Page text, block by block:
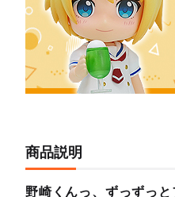
商品説明
野崎くんっ、ずっずっと